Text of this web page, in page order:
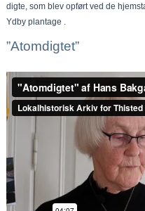
digte, som blev opført ved de
Ydby plantage .
”Atomdigtet”